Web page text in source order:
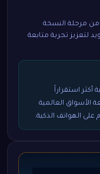
أعلنت جوجل عن خروج منصة Google Finance من مرحلة النسخة
لتعزيز تجربة متابعة
استقراراً
الأسواق العالمية
الهواتف الذكية.